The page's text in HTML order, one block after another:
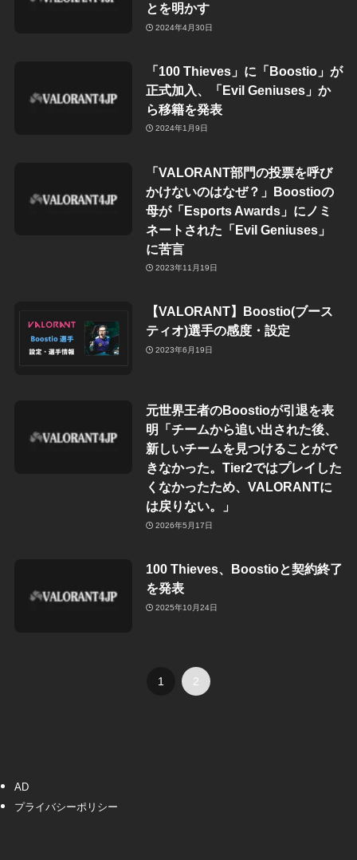
とを明かす
2024年4月30日
「100 Thieves」に「Boostio」が
正式加入、「Evil Geniuses」か
ら移籍を発表
2024年1月9日
「VALORANT部門の投票を呼び
かけないのはなぜ？」Boostioの
母が「Esports Awards」にノミ
ネートされた「Evil Geniuses」
に苦言
2023年11月19日
【VALORANT】Boostio(ブース
ティオ)選手の感度・設定
2023年6月19日
元世界王者のBoostioが引退を表
明「チームから追い出された後、
新しいチームを見つけることがで
きなかった。Tier2ではプレイした
くなかったため、VALORANTに
は戻りない。」
2026年5月17日
100 Thieves、Boostioと契約終了
を発表
2025年10月24日
1 2
AD
プライバシーポリシー